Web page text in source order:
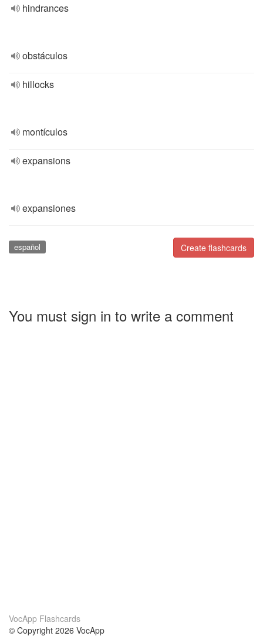
hindrances
obstáculos
hillocks
montículos
expansions
expansiones
Create flashcards
español
You must sign in to write a comment
VocApp Flashcards
© Copyright 2026 VocApp